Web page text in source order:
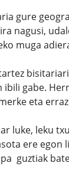
gure
nagusi,
muga
ibili gabe.
eta
luke, leku
ere egon
guztiak